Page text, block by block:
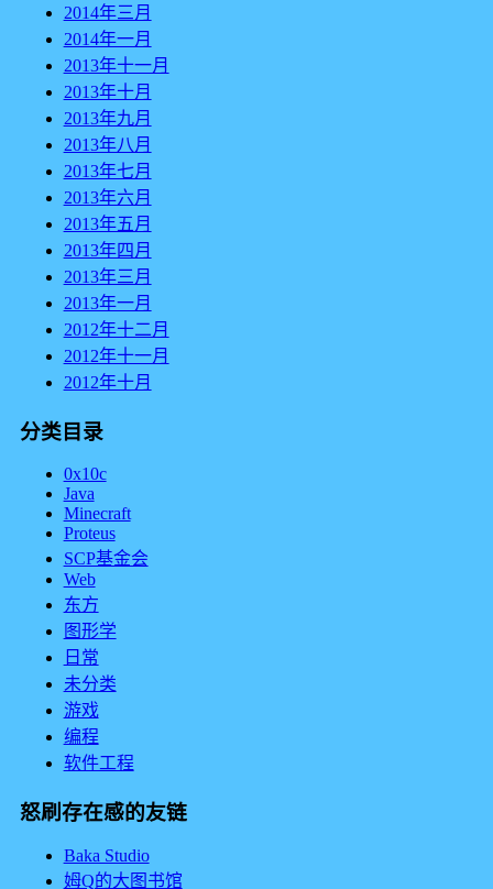
2014年三月
2014年一月
2013年十一月
2013年十月
2013年九月
2013年八月
2013年七月
2013年六月
2013年五月
2013年四月
2013年三月
2013年一月
2012年十二月
2012年十一月
2012年十月
分类目录
0x10c
Java
Minecraft
Proteus
SCP基金会
Web
东方
图形学
日常
未分类
游戏
编程
软件工程
怒刷存在感的友链
Baka Studio
姆Q的大图书馆